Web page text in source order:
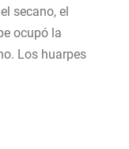
secano, el
ocupó la
Los huarpes